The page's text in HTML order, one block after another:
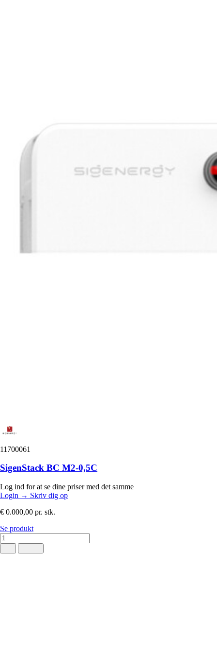
11700061
SigenStack BC M2-0,5C
Log ind for at se dine priser med det samme
Login → Skriv dig op
€ 0.000,00 pr. stk.
Se produkt